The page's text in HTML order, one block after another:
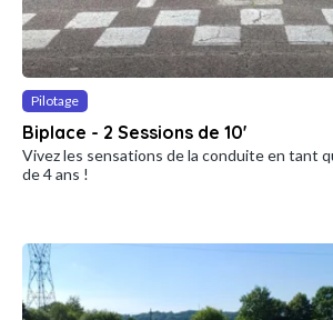
Pilotage
Biplace - 2 Sessions de 10'
Vivez les sensations de la conduite en tant
de 4 ans !